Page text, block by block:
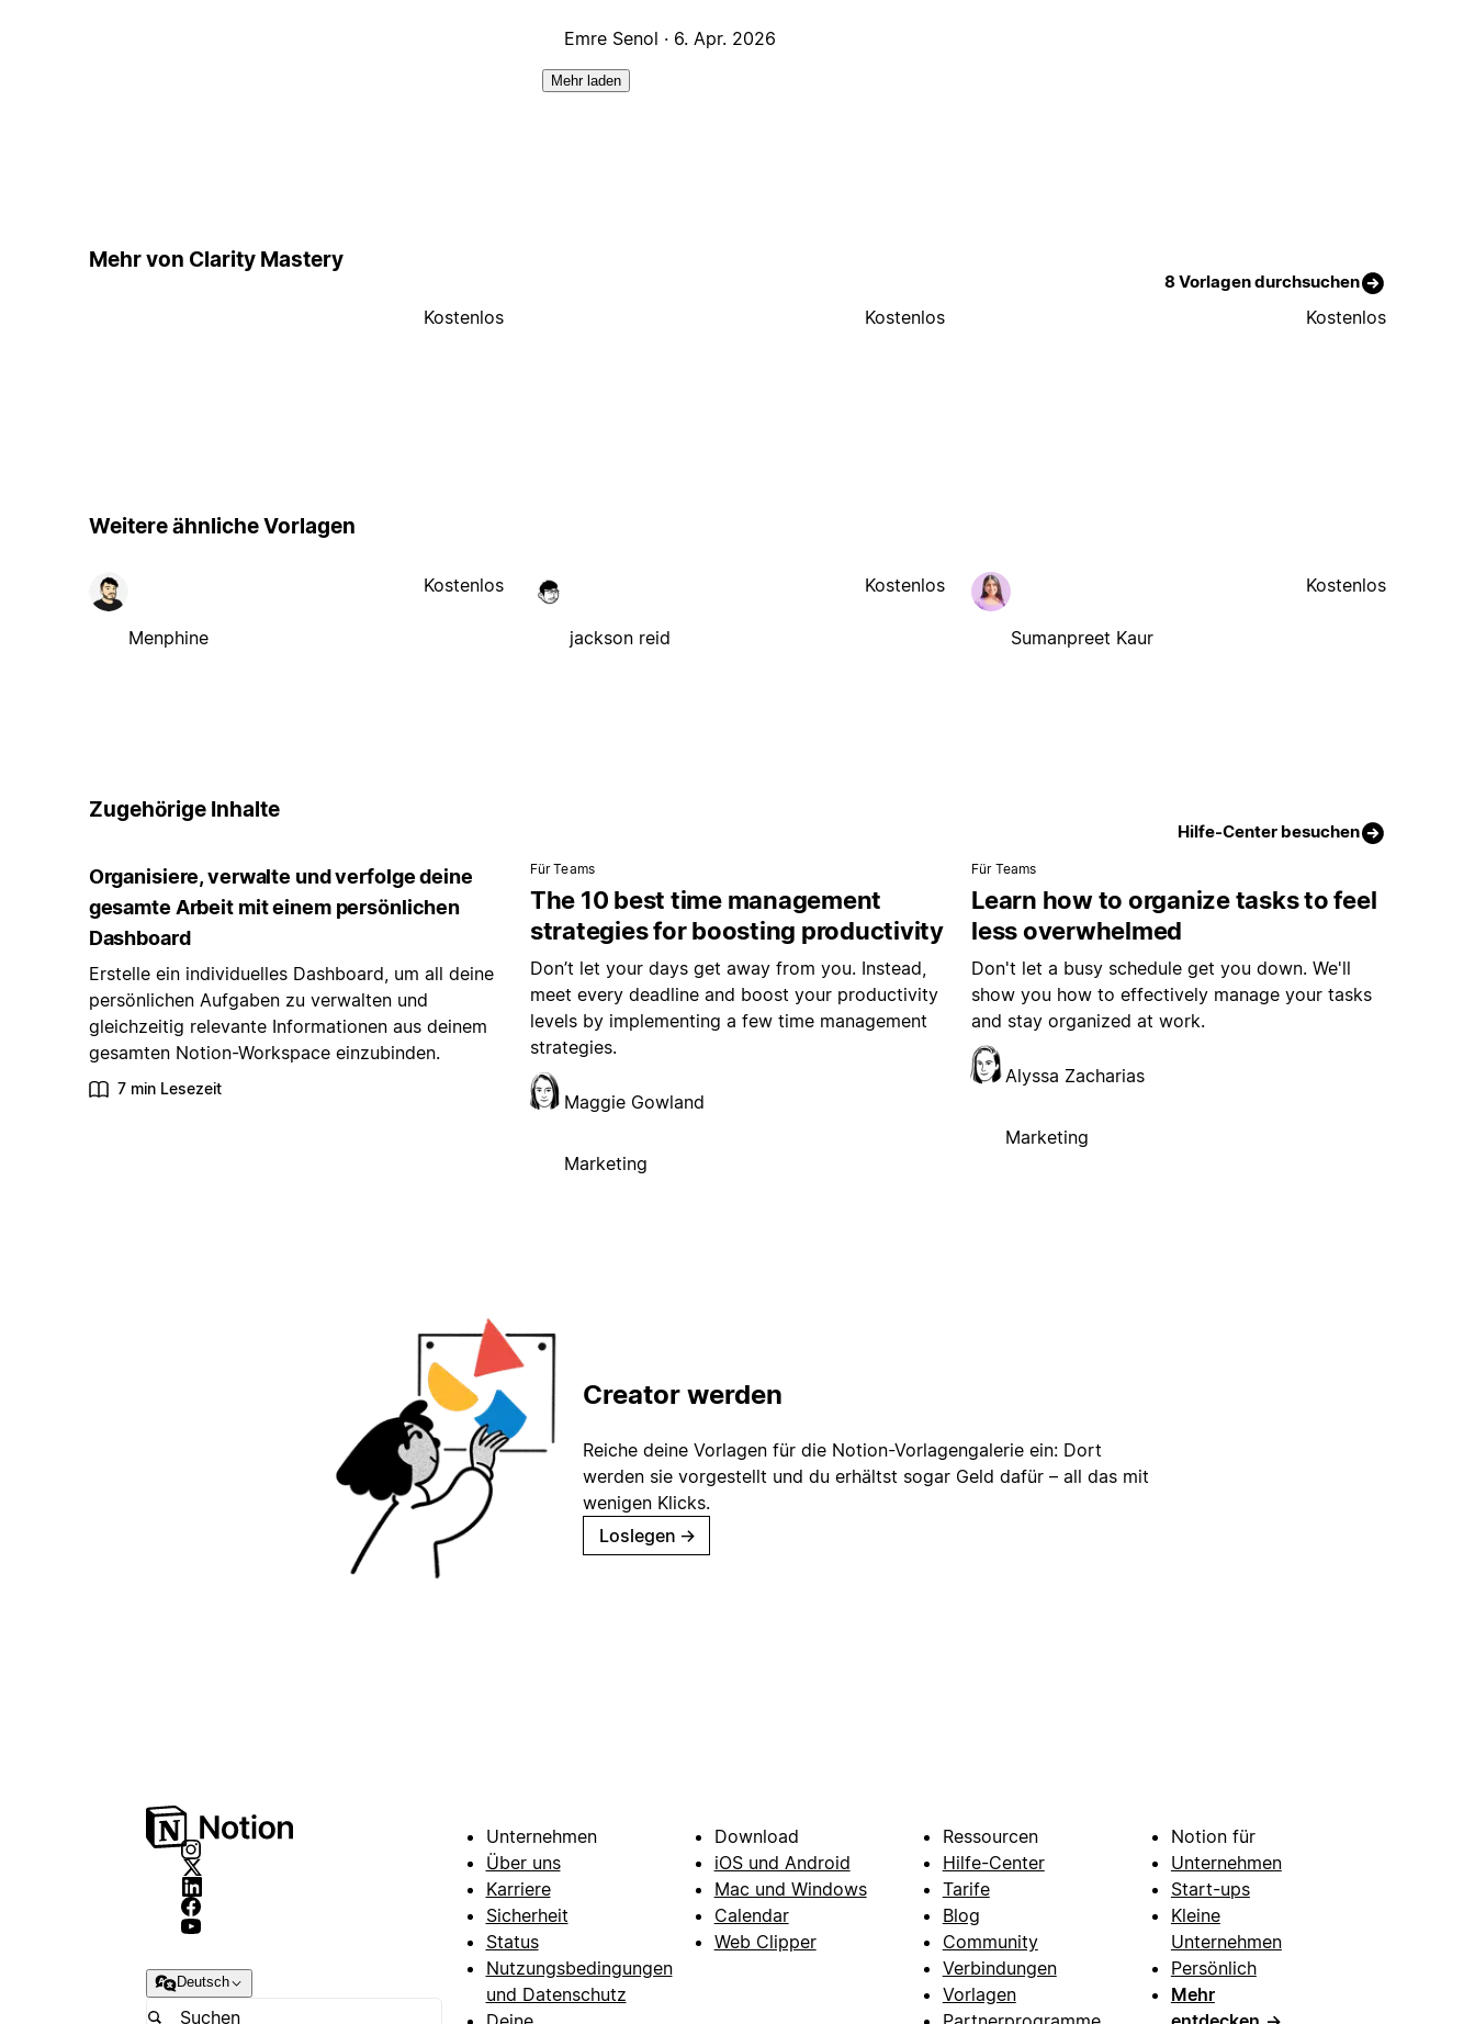
Emre Senol · 6. Apr. 2026
Mehr laden
Mehr von Clarity Mastery
8 Vorlagen durchsuchen
Kostenlos Kostenlos Kostenlos
Weitere ähnliche Vorlagen
Menphine
Kostenlos
jackson reid
Kostenlos
Sumanpreet Kaur
Kostenlos
Zugehörige Inhalte
Hilfe-Center besuchen
Organisiere, verwalte und verfolge deine
gesamte Arbeit mit einem persönlichen
Dashboard
Erstelle ein individuelles Dashboard, um all deine
persönlichen Aufgaben zu verwalten und
gleichzeitig relevante Informationen aus deinem
gesamten Notion-Workspace einzubinden.
7 min Lesezeit
Für Teams
The 10 best time management
strategies for boosting productivity
Don’t let your days get away from you. Instead,
meet every deadline and boost your productivity
levels by implementing a few time management
strategies.
Maggie Gowland
Marketing
Für Teams
Learn how to organize tasks to feel
less overwhelmed
Don't let a busy schedule get you down. We'll
show you how to effectively manage your tasks
and stay organized at work.
Alyssa Zacharias
Marketing
Creator werden
Reiche deine Vorlagen für die Notion-Vorlagengalerie ein: Dort
werden sie vorgestellt und du erhältst sogar Geld dafür – all das mit
wenigen Klicks.
Loslegen →
Deutsch
Unternehmen
Über uns
Karriere
Sicherheit
Status
Nutzungsbedingungen
und Datenschutz
Download
iOS und Android
Mac und Windows
Calendar
Web Clipper
Ressourcen
Hilfe-Center
Tarife
Blog
Community
Verbindungen
Vorlagen
Notion für
Unternehmen
Start-ups
Kleine
Unternehmen
Persönlich
Mehr